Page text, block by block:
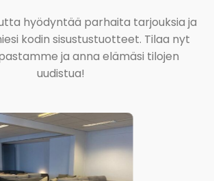
hyödyntää parhaita tarjouksia ja
kodin sisustustuotteet. Tilaa nyt
ja anna elämäsi tilojen
uudistua!